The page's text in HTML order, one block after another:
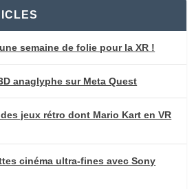
semaine de folie pour la XR !
anaglyphe sur Meta Quest
jeux rétro dont Mario Kart en VR
cinéma ultra-fines avec Sony